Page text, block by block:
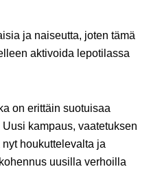
ja naiseutta, joten tämä
aktivoida lepotilassa
on erittäin suotuisaa
kampaus, vaatetuksen
houkuttelevalta ja
uusilla verhoilla